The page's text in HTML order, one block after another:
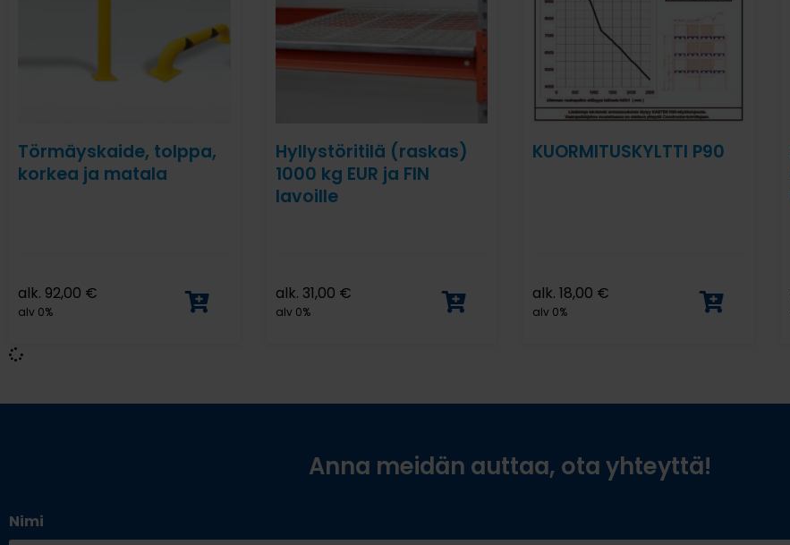
Törmäyskaide, tolppa,
korkea ja matala
alk. 92,00 €
alv 0%
Hyllystöritilä (raskas)
1000 kg EUR ja FIN
lavoille
alk. 31,00 €
alv 0%
KUORMITUSKYLTTI P90
alk. 18,00 €
alv 0%
Anna meidän auttaa, ota yhteyttä!
Nimi